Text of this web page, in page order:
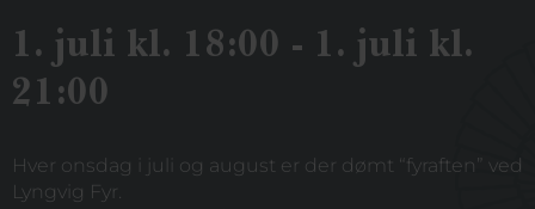
1. juli kl. 18:00 - 1. juli kl.
21:00
Hver onsdag i juli og august er der dømt “fyraften” ved
Lyngvig Fyr.